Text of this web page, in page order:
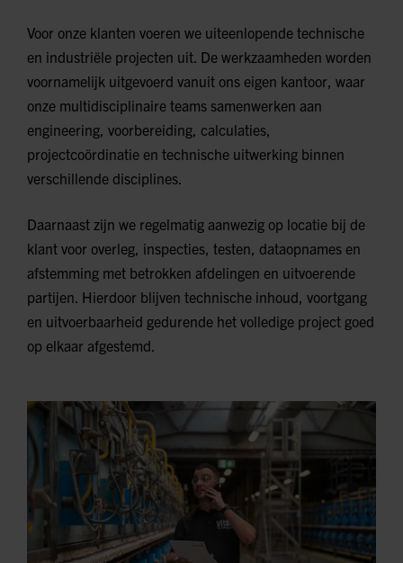
Voor onze klanten voeren we uiteenlopende technische
en industriële projecten uit. De werkzaamheden worden
voornamelijk uitgevoerd vanuit ons eigen kantoor, waar
onze multidisciplinaire teams samenwerken aan
engineering, voorbereiding, calculaties,
projectcoördinatie en technische uitwerking binnen
verschillende disciplines.
Daarnaast zijn we regelmatig aanwezig op locatie bij de
klant voor overleg, inspecties, testen, dataopnames en
afstemming met betrokken afdelingen en uitvoerende
partijen. Hierdoor blijven technische inhoud, voortgang
en uitvoerbaarheid gedurende het volledige project goed
op elkaar afgestemd.